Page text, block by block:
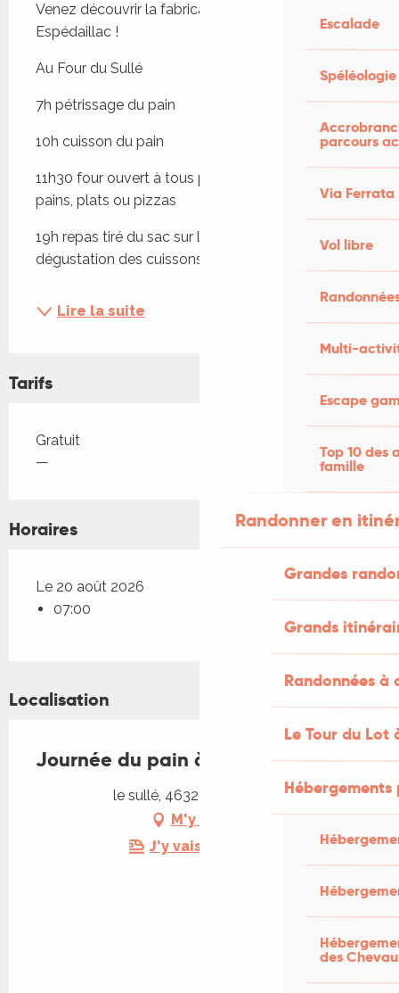
Escalade
Spéléologie
parcours
Via Ferrata
Vol libre
Multi-
Escape
Top 10 des
famille
Randonner en
Grandes
Grands
Randonnées
Le Tour du Lot
des
Venez découvrir la fabrication du pain à
Espédaillac !
Au Four du Sullé
7h pétrissage du pain
10h cuisson du pain
11h30 four ouvert à tous pour la cuisson de vos
pains, plats ou pizzas
19h repas tiré du sac sur le Caussanel et
dégustation des cuissons du matin !
Lire la suite
Tarifs
Tarifs 2026
Gratuit
—
Horaires
Le 20 août 2026
07:00
Localisation
Journée du pain à Espédaillac
le sullé, 46320 Espédaillac
M'y rendre
J'y vais en train !